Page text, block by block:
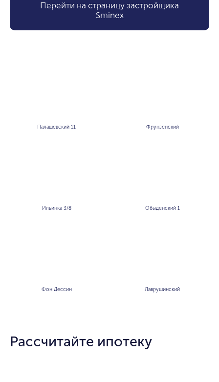
Перейти на страницу застройщика
Smineх
Палашёвский 11 Фрунзенский
Ильинка 3/8 Обыденский 1
Фон Дессин Лаврушинский
Рассчитайте ипотеку